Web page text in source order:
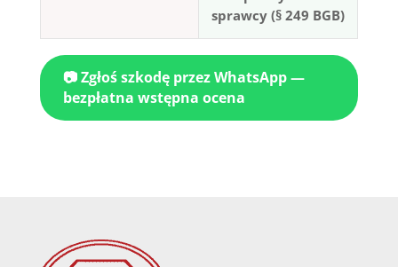
sprawcy (§ 249 BGB)
📷 Zgłoś szkodę przez WhatsApp —
bezpłatna wstępna ocena